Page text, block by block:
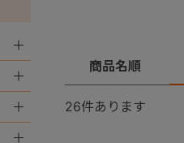
商品名順
26件あります